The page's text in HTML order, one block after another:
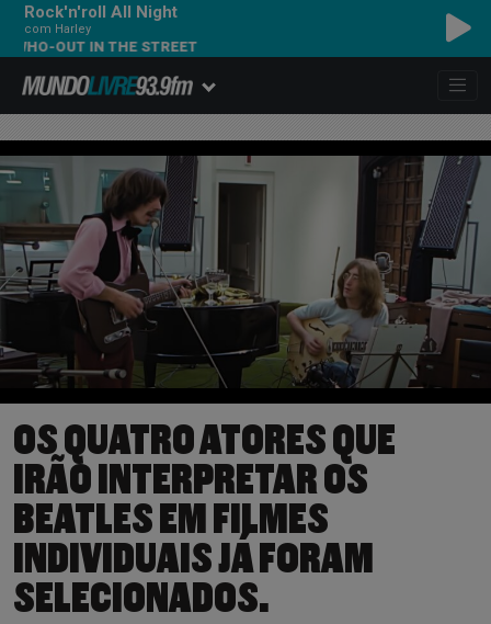
Rock'n'roll All Night
com Harley
IN THE STREET
OS QUATRO ATORES QUE
IRÃO INTERPRETAR OS
BEATLES EM FILMES
INDIVIDUAIS JÁ FORAM
SELECIONADOS.